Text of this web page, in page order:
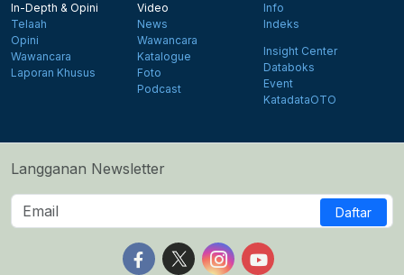
In-Depth & Opini
Telaah
Opini
Wawancara
Laporan Khusus
Video
News
Wawancara
Katalogue
Foto
Podcast
Info
Indeks
Insight Center
Databoks
Event
KatadataOTO
Langganan Newsletter
Daftar
Follow us on Facebook
Follow us on X
Follow us on Instagram
Follow us on